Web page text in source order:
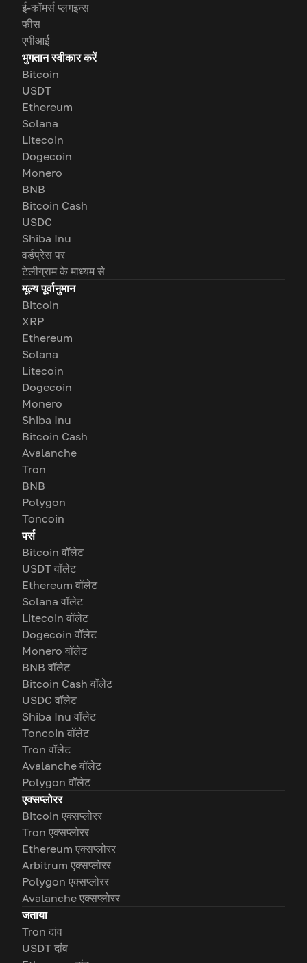
ई-कॉमर्स प्लगइन्स
फीस
एपीआई
भुगतान स्वीकार करें
Bitcoin
USDT
Ethereum
Solana
Litecoin
Dogecoin
Monero
BNB
Bitcoin Cash
USDC
Shiba Inu
वर्डप्रेस पर
टेलीग्राम के माध्यम से
मूल्य पूर्वानुमान
Bitcoin
XRP
Ethereum
Solana
Litecoin
Dogecoin
Monero
Shiba Inu
Bitcoin Cash
Avalanche
Tron
BNB
Polygon
Toncoin
पर्स
Bitcoin वॉलेट
USDT वॉलेट
Ethereum वॉलेट
Solana वॉलेट
Litecoin वॉलेट
Dogecoin वॉलेट
Monero वॉलेट
BNB वॉलेट
Bitcoin Cash वॉलेट
USDC वॉलेट
Shiba Inu वॉलेट
Toncoin वॉलेट
Tron वॉलेट
Avalanche वॉलेट
Polygon वॉलेट
एक्सप्लोरर
Bitcoin एक्सप्लोरर
Tron एक्सप्लोरर
Ethereum एक्सप्लोरर
Arbitrum एक्सप्लोरर
Polygon एक्सप्लोरर
Avalanche एक्सप्लोरर
जताया
Tron दांव
USDT दांव